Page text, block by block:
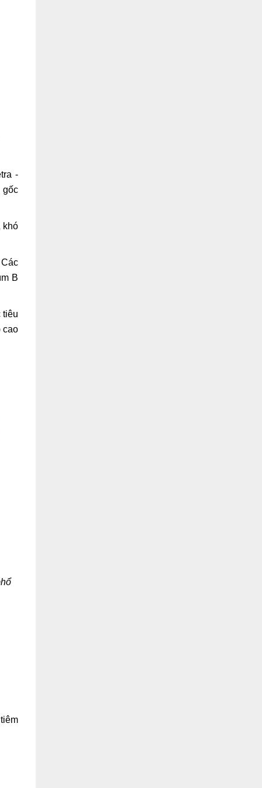
-
gốc
khó
B
tiêu
cao